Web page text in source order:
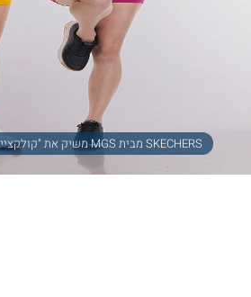
SKECHERS מבית MGS משיק את "קולקציית הוליווד" ! צילום - עופר חג'יב